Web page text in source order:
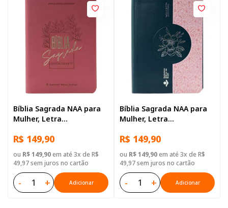
Bíblia Sagrada NAA para
Mulher, Letra
palavras de Jesus
destacadas, Tamanho
Grande, Capa Couro
Sintético Rosa
R$ 149,90
ou R$ 149,90em até 3x de R$
49,97 sem juros no cartão
- + Adicionar
Bíblia Sagrada NAA para
Mulher, Letra
palavras de Jesus
destacadas, com mapa,
Capa Couro Sintético
Rosa Azul
R$ 149,90
ou R$ 149,90em até 3x de R$
49,97 sem juros no cartão
- + Adicionar